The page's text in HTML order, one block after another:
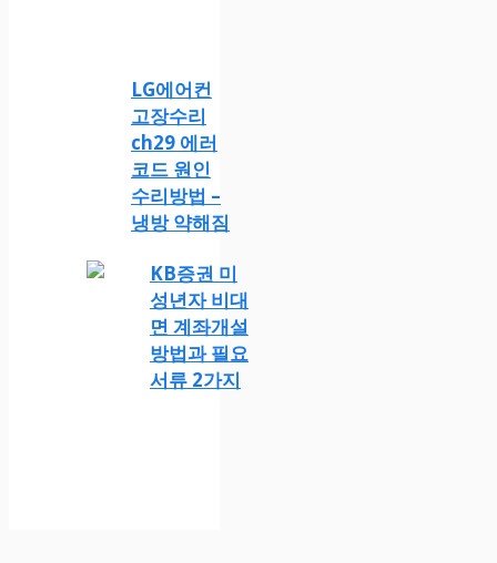
LG에어컨
고장수리
ch29 에러
코드 원인
수리방법 –
냉방 약해짐
KB증권 미
성년자 비대
면 계좌개설
방법과 필요
서류 2가지